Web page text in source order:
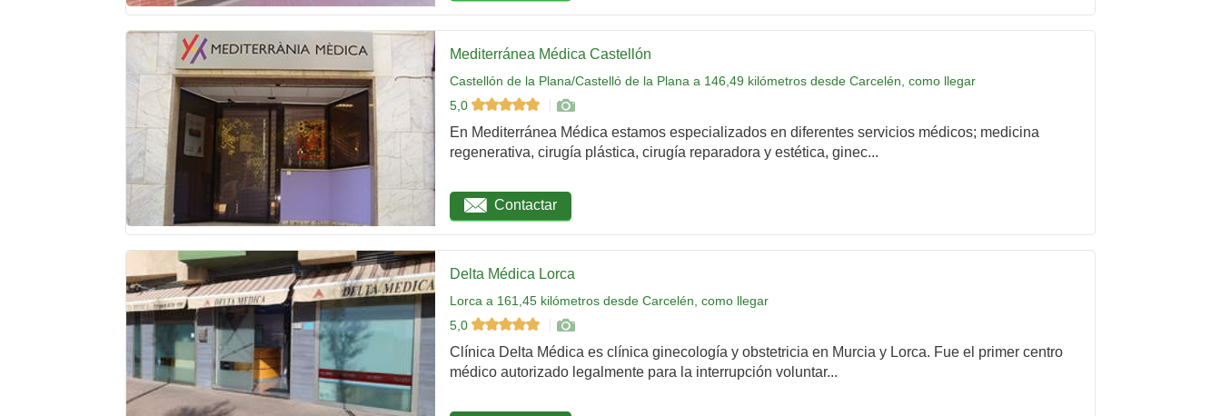
Mediterránea Médica Castellón
Castellón de la Plana/Castelló de la Plana a 146,49 kilómetros desde Carcelén, como llegar
5,0
En Mediterránea Médica estamos especializados en diferentes servicios médicos; medicina
regenerativa, cirugía plástica, cirugía reparadora y estética, ginec...
Contactar
Delta Médica Lorca
Lorca a 161,45 kilómetros desde Carcelén, como llegar
5,0
Clínica Delta Médica es clínica ginecología y obstetricia en Murcia y Lorca. Fue el primer centro
médico autorizado legalmente para la interrupción voluntar...